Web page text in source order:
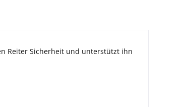
Reiter Sicherheit und unterstützt ihn